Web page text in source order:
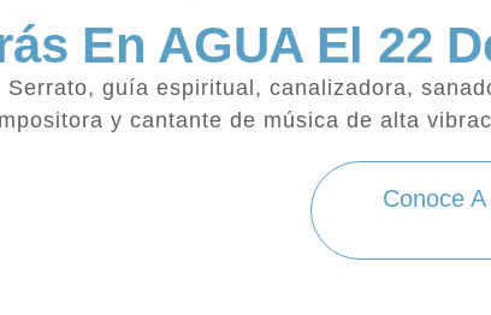
En AGUA El 22
guía espiritual, canalizadora,
y cantante de música de alta
Conoce